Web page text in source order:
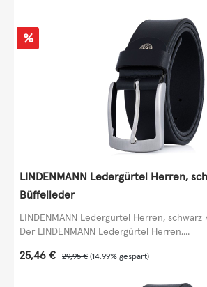
Rabatt
%
LINDENMANN Ledergürtel Herren,
Büffelleder
LINDENMANN Ledergürtel Herren,
Der LINDENMANN Ledergürtel Herren,...
Verkaufspreis:
25,46 € Regulärer Preis:
29,95 € (14.99% gespart)